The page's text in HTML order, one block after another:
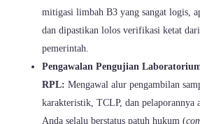
mitigasi limbah B3 yang sangat logis,
dan dipastikan lolos verifikasi ketat
pemerintah.
Pengawalan Pengujian
RPL: Mengawal alur pengambilan
karakteristik, TCLP, dan pelaporannya
Anda selalu berstatus patuh hukum (